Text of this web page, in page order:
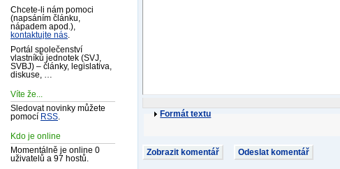
Chcete-li nám pomoci
(napsáním článku,
nápadem apod.),
kontaktujte nás
Portál společenství
vlastníků jednotek (SVJ,
SVBJ) – články, legislativa,
diskuse, …
Víte že...
Sledovat novinky můžete
pomocí RSS
Kdo je online
Momentálně je online 0
uživatelů a 97 hostů.
Formát textu